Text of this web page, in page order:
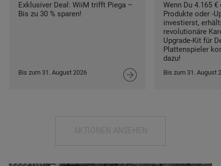
Exklusiver Deal: WiiM trifft Piega –
Bis zu 30 % sparen!
Bis zum 31. August 2026
Wenn Du 4.165
Produkte oder -
investierst,
revolutionäre
Upgrade-Kit für
Plattenspieler
dazu!
Bis zum 31. August